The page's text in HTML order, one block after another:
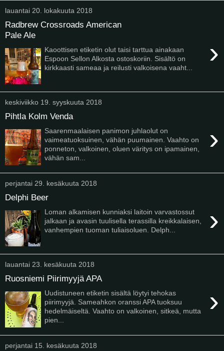
lauantai 20. lokakuuta 2018
Radbrew Crossroads American
Pale Ale
›
Kaoottisen etiketin olut taisi tarttua ainakaan
Espoon Sellon Alkosta ostoskoriin. Sisältö on
kirkkaasti sameaa ja reilusti valkoisena vaaht...
keskiviikko 19. syyskuuta 2018
Pihtla Kolm Venda
›
Saarenmaalaisen panimon juhlaolut on
vaimeatuoksuinen, vähän puumainen. Vaahto on
ponneton, valkoinen, oluen väritys on ipamainen,
vähän sam...
perjantai 29. kesäkuuta 2018
Delphi Beer
›
Loman alkamisen kunniaksi laitoin varvastossut
jalkaan ja avasin tuulisella terassilla kreikkalaisen,
vanhempien tuoman tuliaisoluen. Delph...
lauantai 23. kesäkuuta 2018
Ruosniemi Piirimyyjä APA
›
Uudistuneen etiketin sisältä löytyi tehokas
piirimyyjä. Sameahkon oranssi APA tuoksuu
hedelmäiseltä. Vaahto on valkoinen, sitkeä, mutta
pien...
perjantai 15. kesäkuuta 2018